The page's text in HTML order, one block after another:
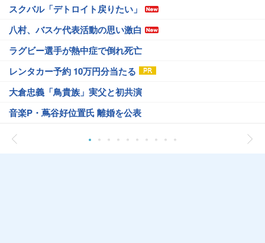
スクバル「デトロイト戻りたい」
八村、バスケ代表活動の思い激白
ラグビー選手が熱中症で倒れ死亡
レンタカー予約 10万円分当たる
大倉忠義「鳥貴族」実父と初共演
音楽P・蔦谷好位置氏 離婚を公表